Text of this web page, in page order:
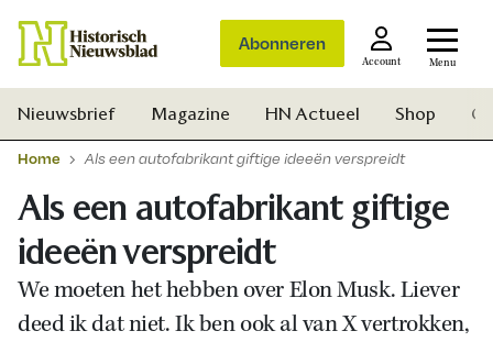
Abonneren
Account Menu
Nieuwsbrief Magazine HN Actueel Shop
Home Als een autofabrikant giftige ideeën verspreidt
Als een autofabrikant giftige
ideeën verspreidt
We moeten het hebben over Elon Musk. Liever
deed ik dat niet. Ik ben ook al van X vertrokken,